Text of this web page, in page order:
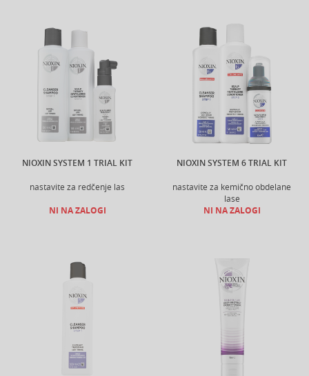
NIOXIN SYSTEM 1 TRIAL KIT
nastavite za redčenje las
NI NA ZALOGI
NIOXIN SYSTEM 6 TRIAL KIT
nastavite za kemično obdelane
lase
NI NA ZALOGI